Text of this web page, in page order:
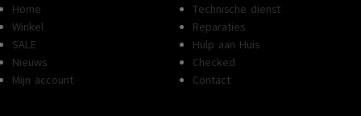
Home
Winkel
SALE
Nieuws
Mijn account
Technische dienst
Reparaties
Hulp aan Huis
Checked
Contact